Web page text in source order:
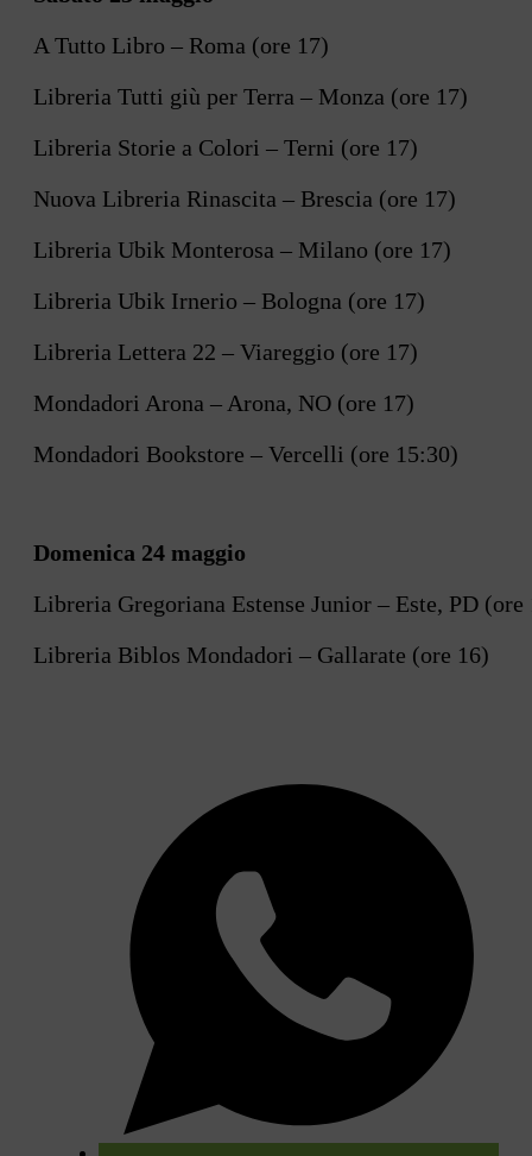
A Tutto Libro – Roma (ore 17)
Libreria Tutti giù per Terra – Monza (ore 17)
Libreria Storie a Colori – Terni (ore 17)
Nuova Libreria Rinascita – Brescia (ore 17)
Libreria Ubik Monterosa – Milano (ore 17)
Libreria Ubik Irnerio – Bologna (ore 17)
Libreria Lettera 22 – Viareggio (ore 17)
Mondadori Arona – Arona, NO (ore 17)
Mondadori Bookstore – Vercelli (ore 15:30)
Domenica 24 maggio
Libreria Gregoriana Estense Junior – Este, PD (ore
Libreria Biblos Mondadori – Gallarate (ore 16)